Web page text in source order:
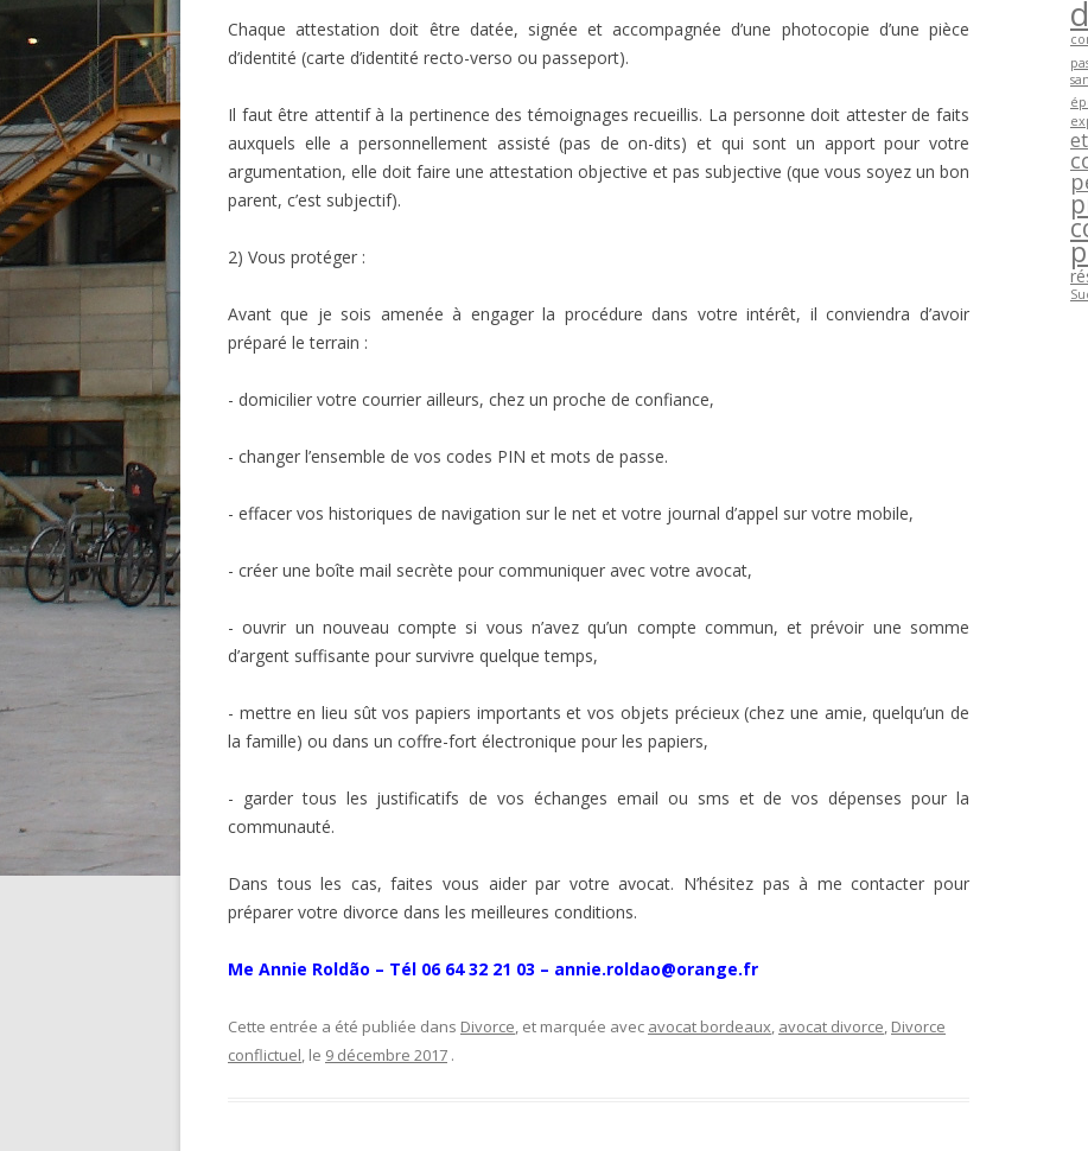
Chaque attestation doit être datée, signée et accompagnée d’une photocopie d’une pièce
d’identité (carte d’identité recto-verso ou passeport).
Il faut être attentif à la pertinence des témoignages recueillis. La personne doit attester de faits
auxquels elle a personnellement assisté (pas de on-dits) et qui sont un apport pour votre
argumentation, elle doit faire une attestation objective et pas subjective (que vous soyez un bon
parent, c’est subjectif).
2) Vous protéger :
Avant que je sois amenée à engager la procédure dans votre intérêt, il conviendra d’avoir
préparé le terrain :
- domicilier votre courrier ailleurs, chez un proche de confiance,
- changer l’ensemble de vos codes PIN et mots de passe.
- effacer vos historiques de navigation sur le net et votre journal d’appel sur votre mobile,
- créer une boîte mail secrète pour communiquer avec votre avocat,
- ouvrir un nouveau compte si vous n’avez qu’un compte commun, et prévoir une somme
d’argent suffisante pour survivre quelque temps,
- mettre en lieu sût vos papiers importants et vos objets précieux (chez une amie, quelqu’un de
la famille) ou dans un coffre-fort électronique pour les papiers,
- garder tous les justificatifs de vos échanges email ou sms et de vos dépenses pour la
communauté.
Dans tous les cas, faites vous aider par votre avocat. N’hésitez pas à me contacter pour
préparer votre divorce dans les meilleures conditions.
Me Annie Roldão – Tél 06 64 32 21 03 – annie.roldao@orange.fr
Cette entrée a été publiée dans Divorce, et marquée avec avocat bordeaux, avocat divorce, Divorce
conflictuel, le 9 décembre 2017 .